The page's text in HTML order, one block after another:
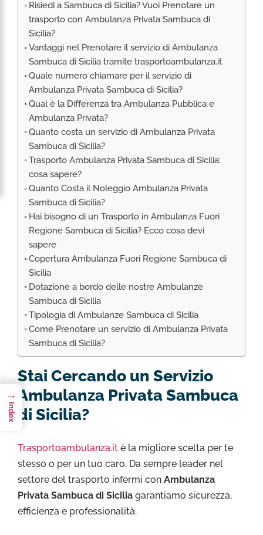
RIMPATRIO SANITARIO ITALIA
AMBULANZA SET CINEMATOGRAFICI
VOLO SANITARIO
TRASPORTO SANITARIO: VOLI DI LINEA,
ELIAMBULANZA ED AMBULANZA
TRASPORTO ECMO O CIRCOLAZIONE
EXTRACORPOREA
TRASPORTO PER NEONATI E PEDIATRICO
Risiedi a Sambuca di Sicilia? Vuoi Prenotare un
trasporto con Ambulanza Privata Sambuca di
Sicilia?
Vantaggi nel Prenotare il servizio di Ambulanza
Sambuca di Sicilia tramite trasportoambulanza.it
Quale numero chiamare per il servizio di
Ambulanza Privata Sambuca di Sicilia?
Qual è la Differenza tra Ambulanza Pubblica e
Ambulanza Privata?
Quanto costa un servizio di Ambulanza Privata
Sambuca di Sicilia?
Trasporto Ambulanza Privata Sambuca di Sicilia:
cosa sapere?
Quanto Costa il Noleggio Ambulanza Privata
Sambuca di Sicilia?
Hai bisogno di un Trasporto in Ambulanza Fuori
Regione Sambuca di Sicilia? Ecco cosa devi
sapere
Copertura Ambulanza Fuori Regione Sambuca di
Sicilia
Dotazione a bordo delle nostre Ambulanze
Sambuca di Sicilia
Tipologia di Ambulanze Sambuca di Sicilia
Come Prenotare un servizio di Ambulanza Privata
Sambuca di Sicilia?
Stai Cercando un Servizio
Ambulanza Privata Sambuca
di Sicilia?
Trasportoambulanza.it è la migliore scelta per te
stesso o per un tuo caro. Da sempre leader nel
settore del trasporto infermi con Ambulanza
Privata Sambuca di Sicilia garantiamo sicurezza,
efficienza e professionalità.
→
Index